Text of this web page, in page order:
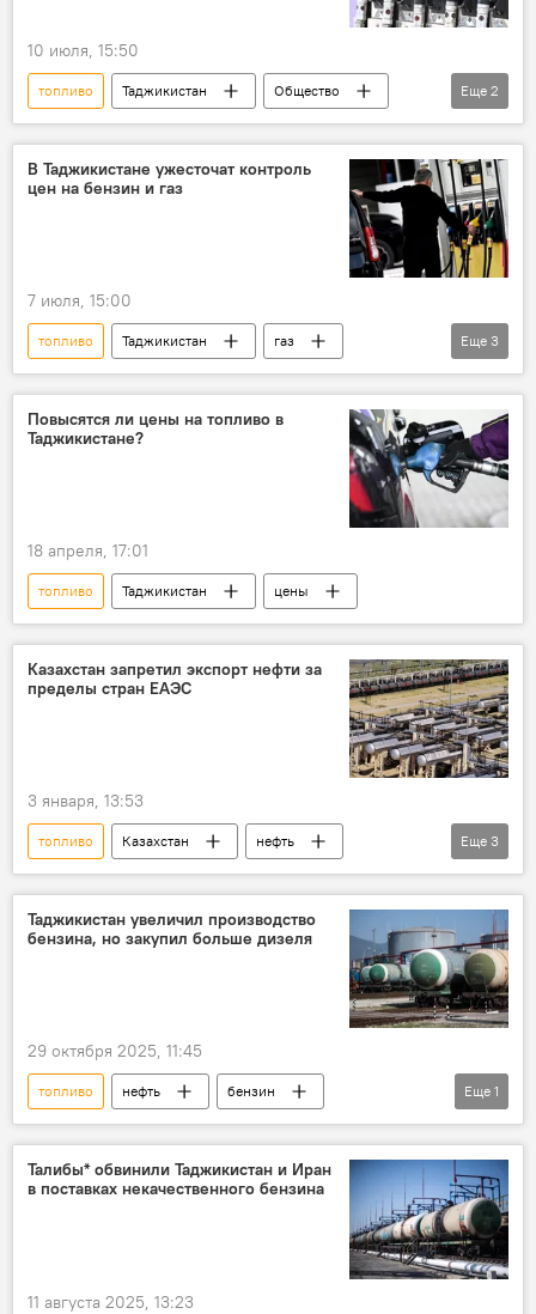
10 июля, 15:50
топливо Таджикистан
Общество
бензин
кризис
Еще 2
В Таджикистане ужесточат контроль
цен на бензин и газ
7 июля, 15:00
топливо Таджикистан
газ
бензин
нефть Энергетика
Еще 3
Повысятся ли цены на топливо в
Таджикистане?
18 апреля, 17:01
топливо Таджикистан цены
Казахстан запретил экспорт нефти за
пределы стран ЕАЭС
3 января, 13:53
топливо Казахстан
нефть
бензин
ЕАЭС экспорт
Еще 3
Таджикистан увеличил производство
бензина, но закупил больше дизеля
29 октября 2025, 11:45
топливо нефть
бензин
Таджикистан
Еще 1
Талибы* обвинили Таджикистан и Иран
в поставках некачественного бензина
11 августа 2025, 13:23